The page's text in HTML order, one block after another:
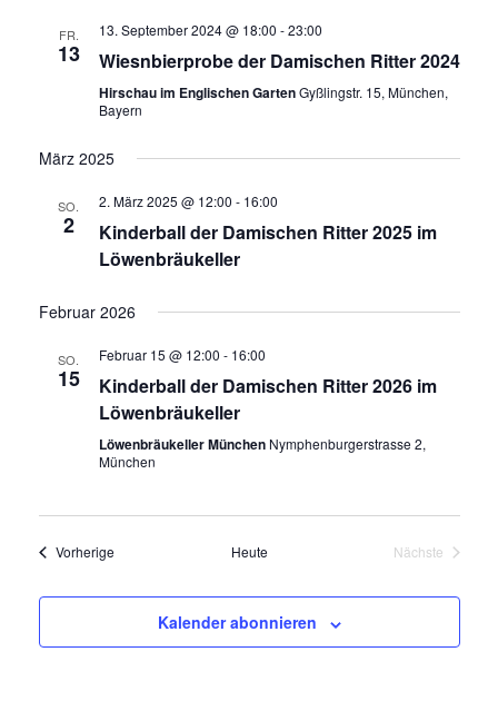
FR.
13
13. September 2024 @ 18:00 -23:00
Wiesnbierprobe der Damischen Ritter 2024
Hirschau im Englischen GartenGyßlingstr. 15, München,
Bayern
März 2025
SO.
2
2. März 2025 @ 12:00 - 16:00
Kinderball der Damischen Ritter 2025 im
Löwenbräukeller
Februar 2026
SO.
15
Februar 15 @ 12:00 - 16:00
Kinderball der Damischen Ritter 2026 im
Löwenbräukeller
Löwenbräukeller München Nymphenburgerstrasse 2,
München
VorherigeVeranstaltungen Heute
Nächste
Kalender abonnieren